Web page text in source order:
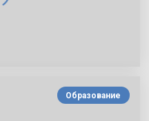
Образование